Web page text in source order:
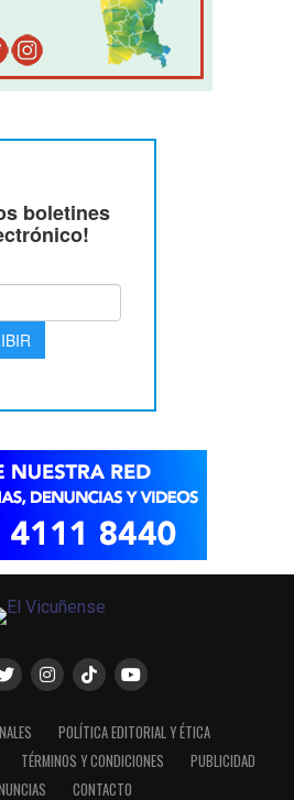
POLÍTICA EDITORIAL Y ÉTICA
TÉRMINOS Y CONDICIONES
PUBLICIDAD
CONTACTO